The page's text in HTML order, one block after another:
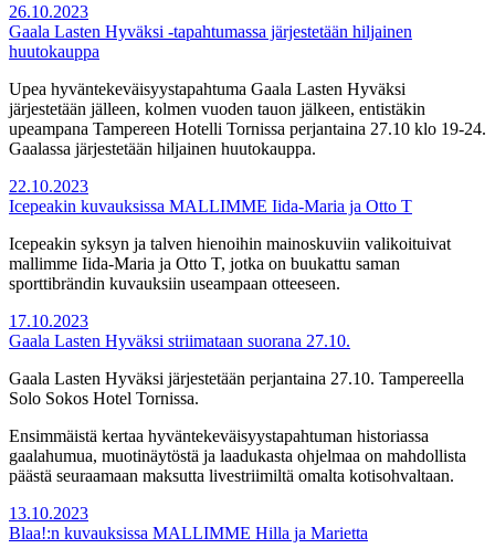
26.10.2023
Gaala Lasten Hyväksi -tapahtumassa järjestetään hiljainen
huutokauppa
Upea hyväntekeväisyystapahtuma Gaala Lasten Hyväksi
järjestetään jälleen, kolmen vuoden tauon jälkeen, entistäkin
upeampana Tampereen Hotelli Tornissa perjantaina 27.10 klo 19-24.
Gaalassa järjestetään hiljainen huutokauppa.
22.10.2023
Icepeakin kuvauksissa MALLIMME Iida-Maria ja Otto T
Icepeakin syksyn ja talven hienoihin mainoskuviin valikoituivat
mallimme Iida-Maria ja Otto T, jotka on buukattu saman
sporttibrändin kuvauksiin useampaan otteeseen.
17.10.2023
Gaala Lasten Hyväksi striimataan suorana 27.10.
Gaala Lasten Hyväksi järjestetään perjantaina 27.10. Tampereella
Solo Sokos Hotel Tornissa.
Ensimmäistä kertaa hyväntekeväisyystapahtuman historiassa
gaalahumua, muotinäytöstä ja laadukasta ohjelmaa on mahdollista
päästä seuraamaan maksutta livestriimiltä omalta kotisohvaltaan.
13.10.2023
Blaa!:n kuvauksissa MALLIMME Hilla ja Marietta